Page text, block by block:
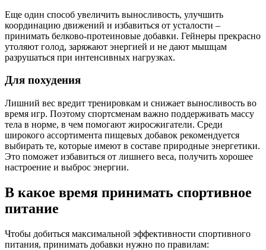
Еще один способ увеличить выносливость, улучшить
координацию движений и избавиться от усталости –
принимать белково-протеиновые добавки. Гейнеры прекрасно
утоляют голод, заряжают энергией и не дают мышцам
разрушаться при интенсивных нагрузках.
Для похудения
Лишний вес вредит тренировкам и снижает выносливость во
время игр. Поэтому спортсменам важно поддерживать массу
тела в норме, в чем помогают жиросжигатели. Среди
широкого ассортимента пищевых добавок рекомендуется
выбирать те, которые имеют в составе природные энергетики.
Это поможет избавиться от лишнего веса, получить хорошее
настроение и выброс энергии.
В какое время принимать спортивное
питание
Чтобы добиться максимальной эффективности спортивного
питания, принимать добавки нужно по правилам: